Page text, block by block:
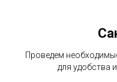
Проведем
для удобства